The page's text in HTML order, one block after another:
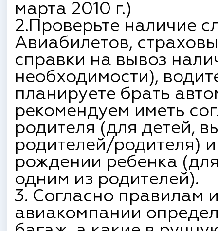
марта 2010 г.)
2.Проверьте наличие
Авиабилетов,
справки на вывоз
необходимости),
планируете брать
рекомендуем иметь
родителя (для детей,
родителей/родителя)
рождении ребенка
одним из родителей).
3. Согласно правилам
авиакомпании